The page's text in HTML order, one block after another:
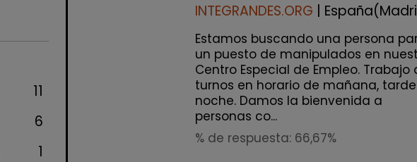
11
6
1
INTEGRANDES.ORG |
Estamos buscando una persona
un puesto de manipulados en
Centro Especial de Empleo. Trabajo
turnos en horario de mañana,
noche. Damos la bienvenida a
personas co...
% de respuesta: 66,67%